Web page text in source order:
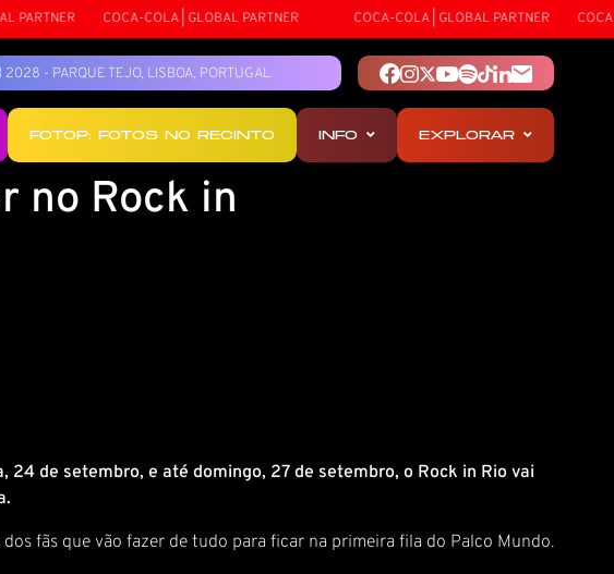
COCA-COLA | GLOBAL PARTNER COCA-COLA | GLOBAL PARTNER COCA-
2028 - PARQUE TEJO, LISBOA, PORTUGAL
FOTOP: FOTOS NO RECINTO INFO EXPLORAR
no Rock in
de setembro, e até domingo, 27 de setembro, o Rock in Rio vai
fãs que vão fazer de tudo para ficar na primeira fila do Palco Mundo.